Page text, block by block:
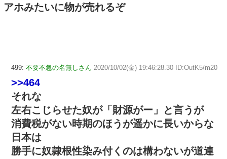
アホみたいに物が売れるぞ
499: 不要不急の名無しさん 2020/10/02(金) 19:46:28.30 ID:OutK5/m20
>>464
それな
左右こじらせた奴が「財源がー」と言うが
消費税がない時期のほうが遥かに長いからな
日本は
勝手に奴隷根性染み付くのは構わないが道連